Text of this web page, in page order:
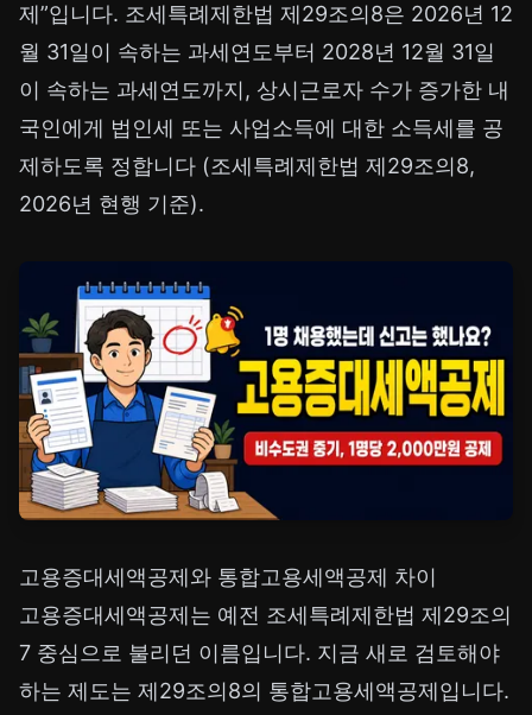
제”입니다. 조세특례제한법 제29조의8은 2026년 12
월 31일이 속하는 과세연도부터 2028년 12월 31일
이 속하는 과세연도까지, 상시근로자 수가 증가한 내
국인에게 법인세 또는 사업소득에 대한 소득세를 공
제하도록 정합니다 (조세특례제한법 제29조의8,
2026년 현행 기준).
고용증대세액공제와 통합고용세액공제 차이
고용증대세액공제는 예전 조세특례제한법 제29조의
7 중심으로 불리던 이름입니다. 지금 새로 검토해야
하는 제도는 제29조의8의 통합고용세액공제입니다.